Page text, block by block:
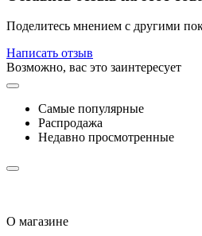
Поделитесь мнением с другими
Написать отзыв
Возможно, вас это заинтересует
Самые популярные
Распродажа
Недавно просмотренные
О магазине